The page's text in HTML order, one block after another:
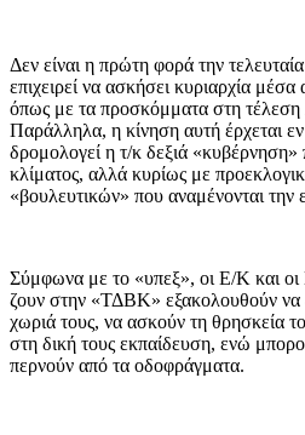
Δεν είναι η πρώτη φορά την
επιχειρεί να ασκήσει κυριαρχία
όπως με τα προσκόμματα στη τέλεση
Παράλληλα, η κίνηση αυτή έρχεται
δρομολογεί η τ/κ δεξιά «κυβέρνηση»
κλίματος, αλλά κυρίως με
«βουλευτικών» που αναμένονται την
Σύμφωνα με το «υπεξ», οι Ε/Κ και οι
ζουν στην «ΤΔΒΚ» εξακολουθούν να
χωριά τους, να ασκούν τη θρησκεία
στη δική τους εκπαίδευση, ενώ
περνούν από τα οδοφράγματα.